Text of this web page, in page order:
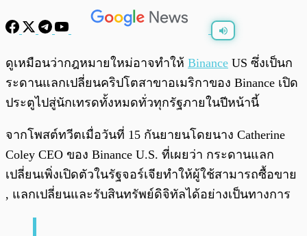
พร้อมเล่น / 0:00
ดูเหมือนว่ากฎหมายใหม่อาจทำให้ Binance US ซึ่งเป็นก
ระดานแลกเปลี่ยนคริปโตสาขาอเมริกาของ Binance เปิด
ประตูไปสู่นักเทรดทั้งหมดทั่วทุกรัฐภายในปีหน้านี้
จากโพสต์ทวีตเมื่อวันที่ 15 กันยายนโดยนาง Catherine
Coley CEO ของ Binance U.S. ที่เผยว่า กระดานแลก
เปลี่ยนเพิ่งเปิดตัวในรัฐจอร์เจียทำให้ผู้ใช้สามารถซื้อขาย
, แลกเปลี่ยนและรับสินทรัพย์ดิจิทัลได้อย่างเป็นทางการ